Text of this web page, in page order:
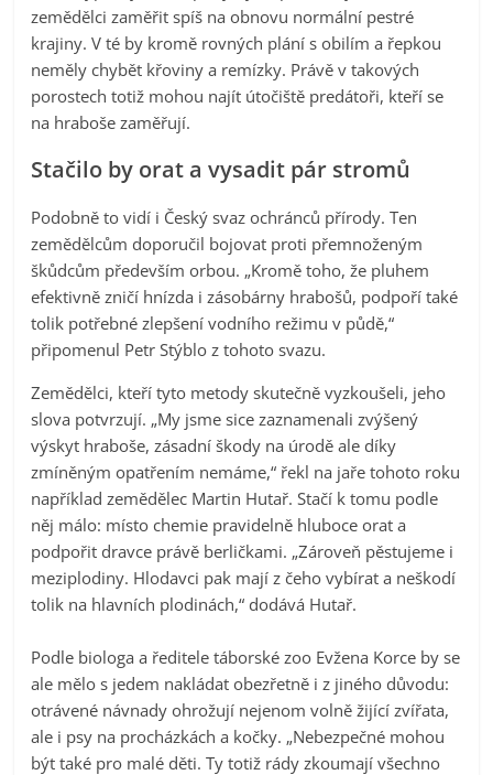
zemědělci zaměřit spíš na obnovu normální pestré
krajiny. V té by kromě rovných plání s obilím a řepkou
neměly chybět křoviny a remízky. Právě v takových
porostech totiž mohou najít útočiště predátoři, kteří se
na hraboše zaměřují.
Stačilo by orat a vysadit pár stromů
Podobně to vidí i Český svaz ochránců přírody. Ten
zemědělcům doporučil bojovat proti přemnoženým
škůdcům především orbou. „Kromě toho, že pluhem
efektivně zničí hnízda i zásobárny hrabošů, podpoří také
tolik potřebné zlepšení vodního režimu v půdě,“
připomenul Petr Stýblo z tohoto svazu.
Zemědělci, kteří tyto metody skutečně vyzkoušeli, jeho
slova potvrzují. „My jsme sice zaznamenali zvýšený
výskyt hraboše, zásadní škody na úrodě ale díky
zmíněným opatřením nemáme,“ řekl na jaře tohoto roku
například zemědělec Martin Hutař. Stačí k tomu podle
něj málo: místo chemie pravidelně hluboce orat a
podpořit dravce právě berličkami. „Zároveň pěstujeme i
meziplodiny. Hlodavci pak mají z čeho vybírat a neškodí
tolik na hlavních plodinách,“ dodává Hutař.
Podle biologa a ředitele táborské zoo Evžena Korce by se
ale mělo s jedem nakládat obezřetně i z jiného důvodu:
otrávené návnady ohrožují nejenom volně žijící zvířata,
ale i psy na procházkách a kočky. „Nebezpečné mohou
být také pro malé děti. Ty totiž rády zkoumají všechno